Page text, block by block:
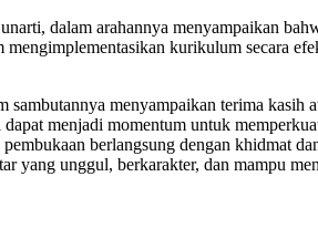
dalam arahannya menyampaikan
kurikulum secara
menyampaikan terima kasih
menjadi momentum untuk
berlangsung dengan khidmat
yang unggul, berkarakter, dan mampu